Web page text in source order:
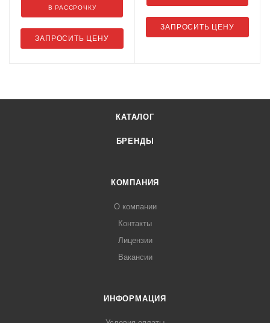
ЗАПРОСИТЬ ЦЕНУ
В РАССРОЧКУ
ЗАПРОСИТЬ ЦЕНУ
КАТАЛОГ
БРЕНДЫ
КОМПАНИЯ
О компании
Контакты
Лицензии
Вакансии
ИНФОРМАЦИЯ